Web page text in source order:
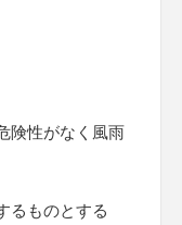
険性がなく風雨
るものとする